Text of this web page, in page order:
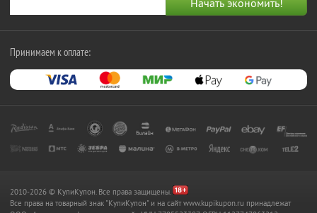
Принимаем к оплате:
2010-2026 © КупиКупон. Все права защищены.
Все права на товарный знак "КупиКупон" и на сайт www.kupikupon.ru принадлежат